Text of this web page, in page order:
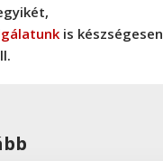
is készségesen